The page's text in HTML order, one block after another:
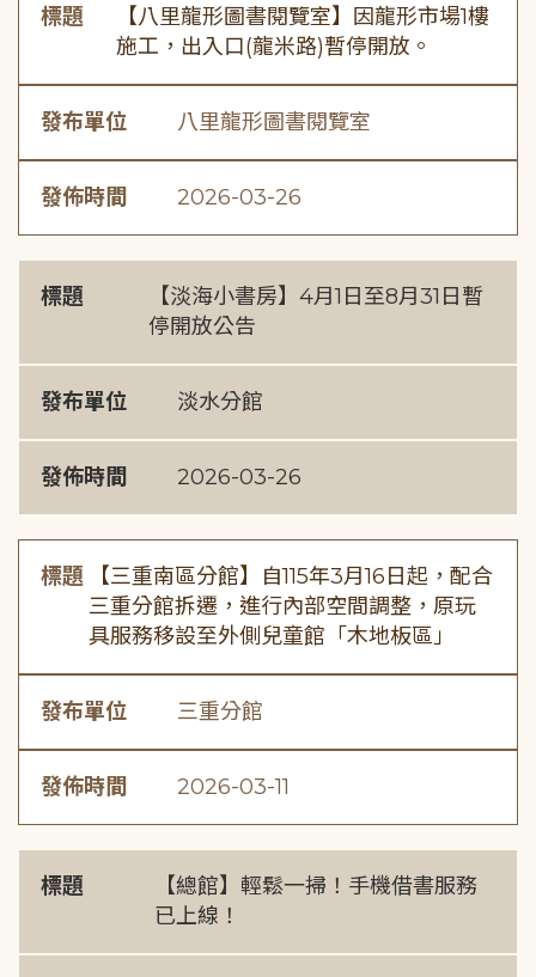
標題
【八里龍形圖書閱覽室】因龍形市場1樓
施工，出入口(龍米路)暫停開放。
發布單位 八里龍形圖書閱覽室
發佈時間 2026-03-26
標題
【淡海小書房】4月1日至8月31日暫
停開放公告
發布單位 淡水分館
發佈時間 2026-03-26
標題
【三重南區分館】自115年3月16日起，配合
三重分館拆遷，進行內部空間調整，原玩
具服務移設至外側兒童館「木地板區」
發布單位 三重分館
發佈時間 2026-03-11
標題
【總館】輕鬆一掃！手機借書服務
已上線！